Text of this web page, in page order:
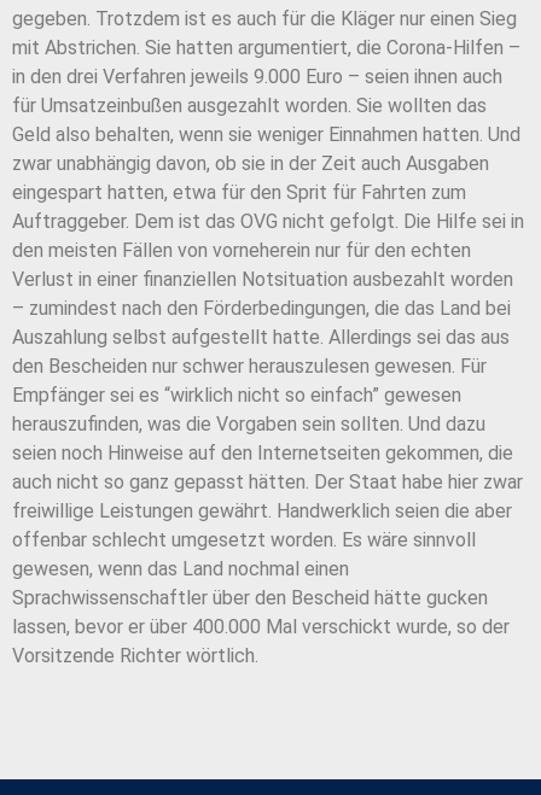
gegeben. Trotzdem ist es auch für die Kläger nur einen Sieg
mit Abstrichen. Sie hatten argumentiert, die Corona-Hilfen –
in den drei Verfahren jeweils 9.000 Euro – seien ihnen auch
für Umsatzeinbußen ausgezahlt worden. Sie wollten das
Geld also behalten, wenn sie weniger Einnahmen hatten. Und
zwar unabhängig davon, ob sie in der Zeit auch Ausgaben
eingespart hatten, etwa für den Sprit für Fahrten zum
Auftraggeber. Dem ist das OVG nicht gefolgt. Die Hilfe sei in
den meisten Fällen von vorneherein nur für den echten
Verlust in einer finanziellen Notsituation ausbezahlt worden
– zumindest nach den Förderbedingungen, die das Land bei
Auszahlung selbst aufgestellt hatte. Allerdings sei das aus
den Bescheiden nur schwer herauszulesen gewesen. Für
Empfänger sei es “wirklich nicht so einfach” gewesen
herauszufinden, was die Vorgaben sein sollten. Und dazu
seien noch Hinweise auf den Internetseiten gekommen, die
auch nicht so ganz gepasst hätten. Der Staat habe hier zwar
freiwillige Leistungen gewährt. Handwerklich seien die aber
offenbar schlecht umgesetzt worden. Es wäre sinnvoll
gewesen, wenn das Land nochmal einen
Sprachwissenschaftler über den Bescheid hätte gucken
lassen, bevor er über 400.000 Mal verschickt wurde, so der
Vorsitzende Richter wörtlich.